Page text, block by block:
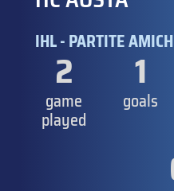
IHL - PARTITE
2
game
played
1
goals